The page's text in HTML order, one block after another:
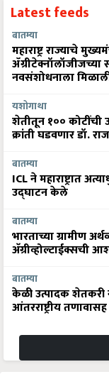
Latest feeds
बातम्या
महाराष्ट्र राज्याचे
ॲग्रीटेक्नॉलॉजीजच्या
नवसंशोधनाला
यशोगाथा
शेतीतून १०० कोटींची
क्रांती घडवणार डॉ.
बातम्या
ICL ने महाराष्ट्रात
उद्घाटन केले
बातम्या
भारताच्या ग्रामीण
अ‍ॅग्रीव्होल्टाईक्सची
बातम्या
केळी उत्पादक शेतकरी
आंतरराष्ट्रीय